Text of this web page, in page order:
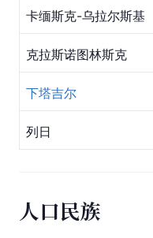
卡缅斯克-乌拉尔斯基
克拉斯诺图林斯克
下塔吉尔
列日
人口民族